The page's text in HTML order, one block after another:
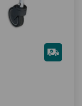
Gra
tis